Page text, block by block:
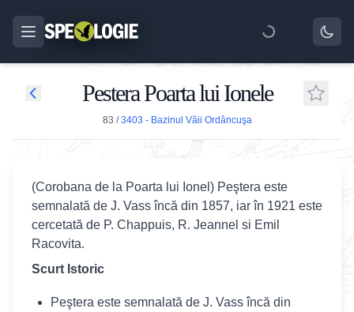
Pestera Poarta lui Ionele
83 /3403 - Bazinul Văii Ordâncuşa
(Corobana de la Poarta lui Ionel) Peştera este
semnalată de J. Vass încă din 1857, iar în 1921 este
cercetată de P. Chappuis, R. Jeannel si Emil
Racovita.
Scurt Istoric
Peştera este semnalată de J. Vass încă din